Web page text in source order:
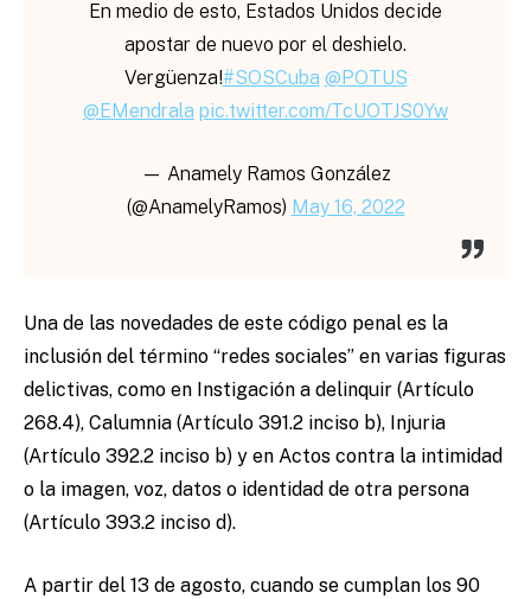
En medio de esto, Estados Unidos decide
apostar de nuevo por el deshielo.
Vergüenza!#SOSCuba @POTUS
@EMendrala pic.twitter.com/TcUOTJS0Yw
— Anamely Ramos González
(@AnamelyRamos) May 16, 2022
Una de las novedades de este código penal es la
inclusión del término “redes sociales” en varias figuras
delictivas, como en Instigación a delinquir (Artículo
268.4), Calumnia (Artículo 391.2 inciso b), Injuria
(Artículo 392.2 inciso b) y en Actos contra la intimidad
o la imagen, voz, datos o identidad de otra persona
(Artículo 393.2 inciso d).
A partir del 13 de agosto, cuando se cumplan los 90